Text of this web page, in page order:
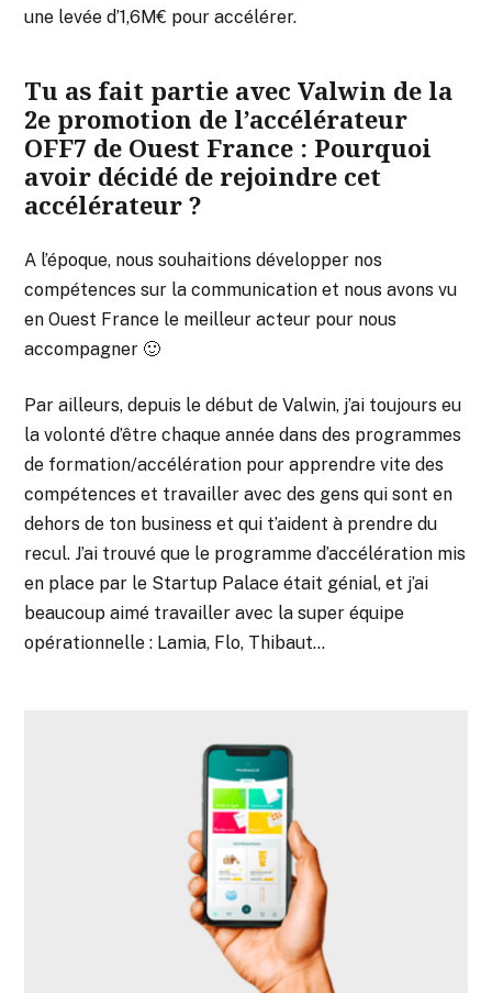
une levée d’1,6M€ pour accélérer.
Tu as fait partie avec Valwin de la
2e promotion de l’accélérateur
OFF7 de Ouest France : Pourquoi
avoir décidé de rejoindre cet
accélérateur ?
A l’époque, nous souhaitions développer nos
compétences sur la communication et nous avons vu
en Ouest France le meilleur acteur pour nous
accompagner 🙂
Par ailleurs, depuis le début de Valwin, j’ai toujours eu
la volonté d’être chaque année dans des programmes
de formation/accélération pour apprendre vite des
compétences et travailler avec des gens qui sont en
dehors de ton business et qui t’aident à prendre du
recul. J’ai trouvé que le programme d’accélération mis
en place par le Startup Palace était génial, et j’ai
beaucoup aimé travailler avec la super équipe
opérationnelle : Lamia, Flo, Thibaut…